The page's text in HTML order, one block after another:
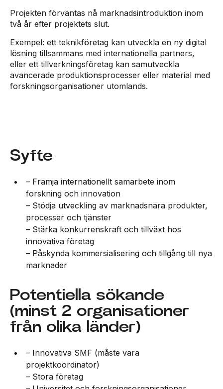
Projekten förväntas nå marknadsintroduktion inom
två år efter projektets slut.
Exempel: ett teknikföretag kan utveckla en ny digital
lösning tillsammans med internationella partners,
eller ett tillverkningsföretag kan samutveckla
avancerade produktionsprocesser eller material med
forskningsorganisationer utomlands.
Syfte
– Främja internationellt samarbete inom
forskning och innovation
– Stödja utveckling av marknadsnära produkter,
processer och tjänster
– Stärka konkurrenskraft och tillväxt hos
innovativa företag
– Påskynda kommersialisering och tillgång till nya
marknader
Potentiella sökande
(minst 2 organisationer
från olika länder)
– Innovativa SMF (måste vara
projektkoordinator)
– Stora företag